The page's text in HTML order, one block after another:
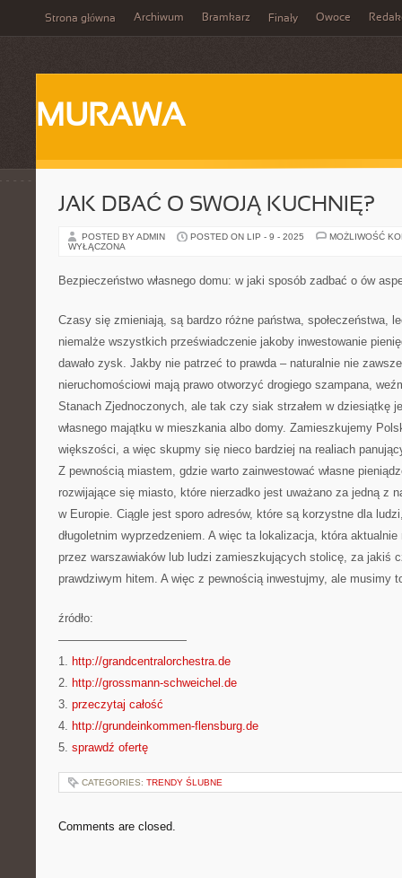
Strona główna Archiwum Bramkarz Finały Owoce
MURAWA
JAK DBAĆ O SWOJĄ KUCHNIĘ?
POSTED BY ADMIN POSTED ON LIP - 9 - 2025
MOŻLIWOŚĆ
WYŁĄCZONA
Bezpieczeństwo własnego domu: w jaki sposób zadbać o ów
Czasy się zmieniają, są bardzo różne państwa, społeczeństwa,
niemalże wszystkich przeświadczenie jakoby inwestowanie
dawało zysk. Jakby nie patrzeć to prawda – naturalnie nie
nieruchomościowi mają prawo otworzyć drogiego szampana,
Stanach Zjednoczonych, ale tak czy siak strzałem w dziesiątkę
własnego majątku w mieszkania albo domy. Zamieszkujemy
większości, a więc skupmy się nieco bardziej na realiach
Z pewnością miastem, gdzie warto zainwestować własne
rozwijające się miasto, które nierzadko jest uważano za jedną z
w Europie. Ciągle jest sporo adresów, które są korzystne dla
długoletnim wyprzedzeniem. A więc ta lokalizacja, która
przez warszawiaków lub ludzi zamieszkujących stolicę, za jakiś
prawdziwym hitem. A więc z pewnością inwestujmy, ale musimy
źródło:
———————————
1. http://grandcentralorchestra.de
2. http://grossmann-schweichel.de
3. przeczytaj całość
4. http://grundeinkommen-flensburg.de
5. sprawdź ofertę
CATEGORIES: TRENDY ŚLUBNE
Comments are closed.